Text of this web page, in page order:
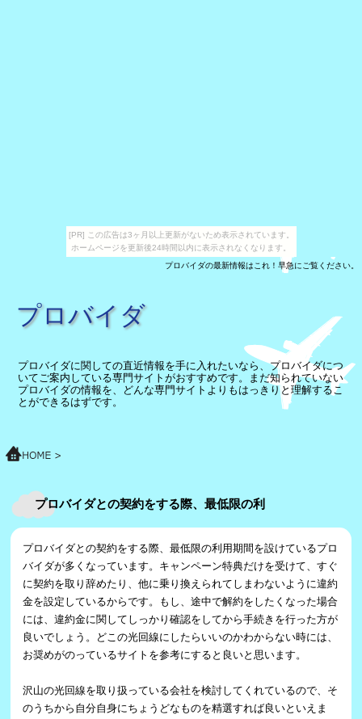
[PR] この広告は3ヶ月以上更新がないため表示されています。
ホームページを更新後24時間以内に表示されなくなります。
プロバイダの最新情報はこれ！早急にご覧ください。
プロバイダ
プロバイダに関しての直近情報を手に入れたいなら、プロバイダにつ
いてご案内している専門サイトがおすすめです。まだ知られていない
プロバイダの情報を、どんな専門サイトよりもはっきりと理解するこ
とができるはずです。
プロバイダとの契約をする際、最低限の利
プロバイダとの契約をする際、最低限の利用期間を設けているプロ
バイダが多くなっています。キャンペーン特典だけを受けて、すぐ
に契約を取り辞めたり、他に乗り換えられてしまわないように違約
金を設定しているからです。もし、途中で解約をしたくなった場合
には、違約金に関してしっかり確認をしてから手続きを行った方が
良いでしょう。どこの光回線にしたらいいのかわからない時には、
お奨めがのっているサイトを参考にすると良いと思います。
沢山の光回線を取り扱っている会社を検討してくれているので、そ
のうちから自分自身にちょうどなものを精選すれば良いといえま